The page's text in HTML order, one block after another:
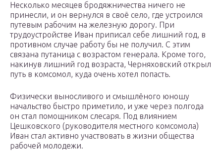
Несколько месяцев бродяжничества ничего не
принесли, и он вернулся в своё село, где устроился
путевым рабочим на железную дорогу. При
трудоустройстве Иван приписал себе лишний год, в
противном случае работу бы не получил. С этим
связана путаница с возрастом генерала. Кроме того,
накинув лишний год возраста, Черняховский открыл
путь в комсомол, куда очень хотел попасть.
Физически выносливого и смышлёного юношу
начальство быстро приметило, и уже через полгода
он стал помощником слесаря. Под влиянием
Цешковского (руководителя местного комсомола)
Иван стал активно участвовать в жизни общества
рабочей молодежи.